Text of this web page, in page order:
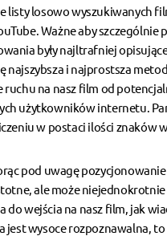
listy losowo wyszukiwanych
Ważne aby szczególnie
były najltrafniej
najszybsza i najprostsza
ruchu na nasz film od
użytkowników internetu.
w postaci ilości znaków
pod uwagę
ale może niejednokrotnie
do wejścia na nasz film, jak
jest wysoce rozpoznawalna,